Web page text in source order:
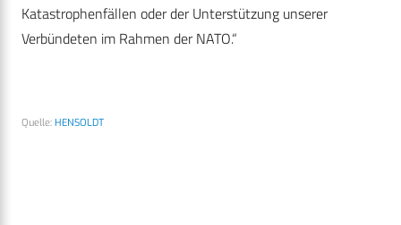
Katastrophenfällen oder der Unterstützung unserer
Verbündeten im Rahmen der NATO.“
Quelle: HENSOLDT